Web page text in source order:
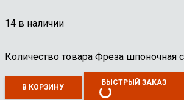
14 в наличии
Количество товара Фреза шпоночная
В КОРЗИНУ
БЫСТРЫЙ ЗАКАЗ